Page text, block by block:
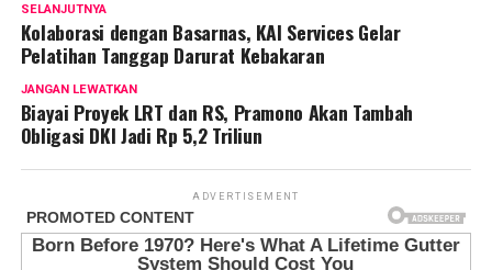
SELANJUTNYA
Kolaborasi dengan Basarnas, KAI Services Gelar
Pelatihan Tanggap Darurat Kebakaran
JANGAN LEWATKAN
Biayai Proyek LRT dan RS, Pramono Akan Tambah
Obligasi DKI Jadi Rp 5,2 Triliun
ADVERTISEMENT